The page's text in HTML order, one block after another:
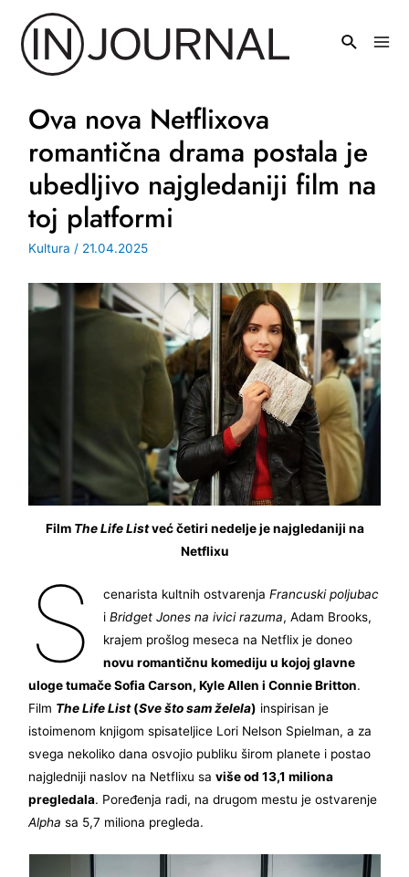
sadržaj
Ova nova Netflixova
romantična drama postala je
ubedljivo najgledaniji film na
toj platformi
Kultura / 21.04.2025
Film The Life Listveć četiri nedelje je najgledaniji na
Netflixu
S cenarista kultnih ostvarenja Francuski poljubac
i Bridget Jones na ivici razuma, Adam Brooks,
krajem prošlog meseca na Netflix je doneo
novu romantičnu komediju u kojoj glavne
uloge tumače Sofia Carson, Kyle Allen i Connie Britton.
Film The Life List(Sve što sam želela) inspirisan je
istoimenom knjigom spisateljice Lori Nelson Spielman, a za
svega nekoliko dana osvojio publiku širom planete i postao
najgledniji naslov na Netflixu saviše od 13,1 miliona
pregledala. Poređenja radi, na drugom mestu je ostvarenje
Alpha sa 5,7 miliona pregleda.